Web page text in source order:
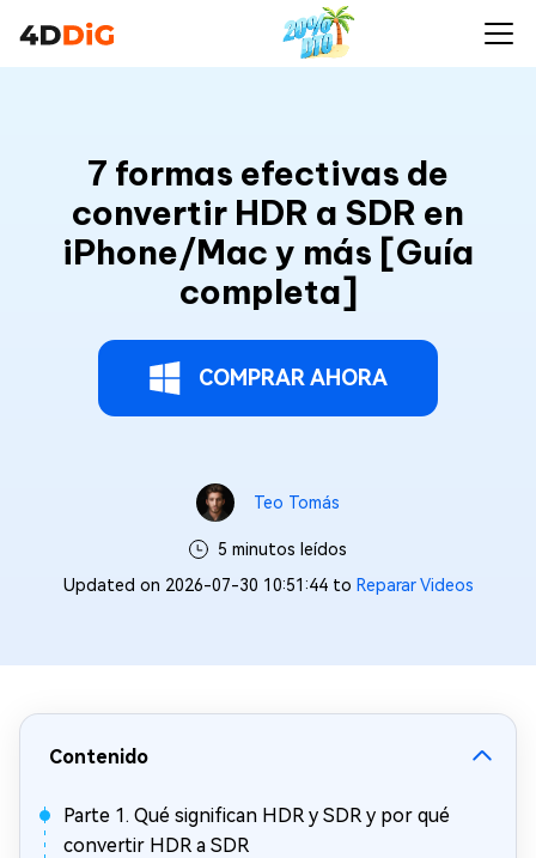
7 formas efectivas de
convertir HDR a SDR en
iPhone/Mac y más [Guía
completa]
COMPRAR AHORA
Teo Tomás
5 minutos leídos
Updated on 2026-07-30 10:51:44 to Reparar Videos
Contenido
Parte 1. Qué significan HDR y SDR y por qué
convertir HDR a SDR